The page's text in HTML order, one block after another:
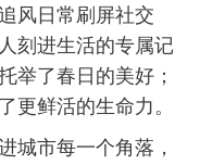
风日常刷屏社交
刻进生活的专属记
举了春日的美好；
更鲜活的生命力。
市每一个角落，